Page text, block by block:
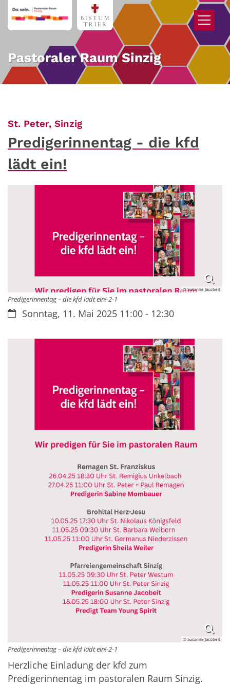
Zum Inhalt springen
Pastoraler Raum Sinzig
St. Peter, Sinzig:
Predigerinnentag - die kfd
lädt ein!
© Susanne Jacobeit
Predigerinnentag – die kfd lädt ein!-2-1
Datum:Sonntag, 11. Mai 2025 11:00 - 12:30
© Susanne Jacobeit
Predigerinnentag – die kfd lädt ein!-2-1
Herzliche Einladung der kfd zum
Predigerinnentag im pastoralen Raum Sinzig.